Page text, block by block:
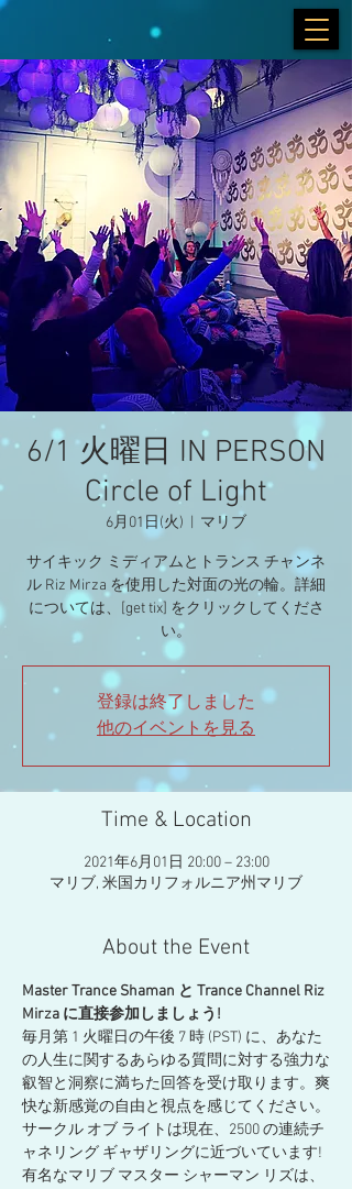
6/1 火曜日 IN PERSON
Circle of Light
6月01日(火) マリブ
サイキック ミディアムとトランス チャンネ
ル Riz Mirza を使用した対面の光の輪。詳細
については、[get tix] をクリックしてくださ
登録は終了しました
他のイベントを見る
Time & Location
2021年6月01日 20:00 – 23:00
マリブ, 米国カリフォルニア州マリブ
About the Event
Master Trance Shaman と Trance Channel Riz
Mirza に直接参加しましょう!
毎月第 1 火曜日の午後 7 時 (PST) に、あなた
の人生に関するあらゆる質問に対する強力な
叡智と洞察に満ちた回答を受け取ります。爽
快な新感覚の自由と視点を感じてください。
サークル オブ ライトは現在、2500 の連続チ
ャネリング ギャザリングに近づいています!
有名なマリブ マスター シャーマン リズは、